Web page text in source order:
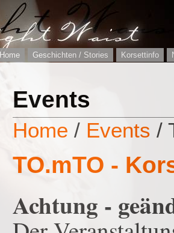
Home Geschichten / Stories Korsettinfo
Events
Home / Events /
TO.mTO -
Achtung -